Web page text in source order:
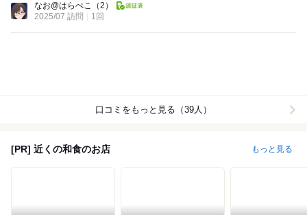
なお@はらぺこ
（2）
2025/07 訪問
1回
口コミをもっと見る（39人）
[PR] 近くの和食のお店 もっと見る